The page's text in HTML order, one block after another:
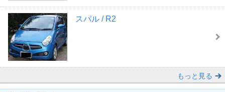
スバル / R2
もっと見る